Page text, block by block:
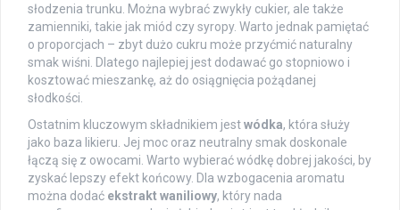
słodzenia trunku. Można wybrać zwykły cukier, ale także
zamienniki, takie jak miód czy syropy. Warto jednak pamiętać
o proporcjach – zbyt dużo cukru może przyćmić naturalny
smak wiśni. Dlatego najlepiej jest dodawać go stopniowo i
kosztować mieszankę, aż do osiągnięcia pożądanej
słodkości.
Ostatnim kluczowym składnikiem jestwódka, która służy
jako baza likieru. Jej moc oraz neutralny smak doskonale
łączą się z owocami. Warto wybierać wódkę dobrej jakości, by
zyskać lepszy efekt końcowy. Dla wzbogacenia aromatu
można dodać ekstrakt waniliowy, który nada